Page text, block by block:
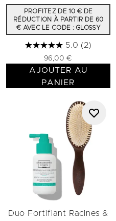
PROFITEZ DE 10 € DE
RÉDUCTION À PARTIR DE 60
€ AVEC LE CODE : GLOSSY
5.0 (2)
96,00 €
AJOUTER AU
PANIER
Duo Fortifiant Racines &